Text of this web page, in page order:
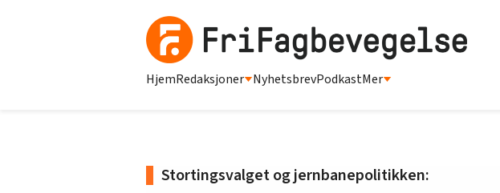
HjemRedaksjoner NyhetsbrevPodkastMer
Stortingsvalget og jernbanepolitikken: